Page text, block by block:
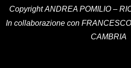
CopyrightANDREA POMILIO –
In collaborazione con
CAMBRIA